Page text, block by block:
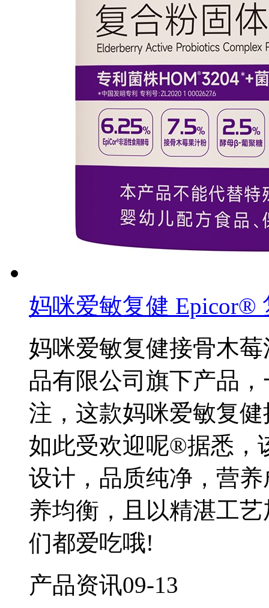
妈咪爱敏复健 Epicor®
妈咪爱敏复健接骨木
品有限公司旗下产品
注，这款妈咪爱敏复
如此受欢迎呢®据悉，
设计，品质纯净，营
养均衡，且以精湛工
们都爱吃哦!
产品资讯09-13